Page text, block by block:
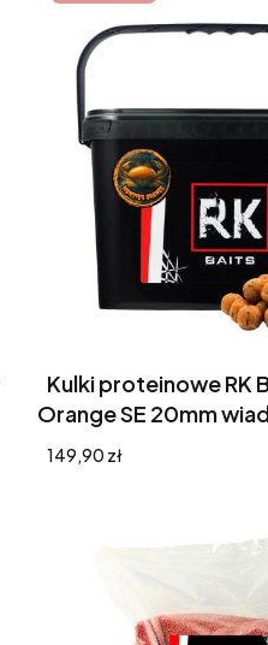
Kulki proteinowe RK
Orange SE 20mm
Cena
149,90 zł